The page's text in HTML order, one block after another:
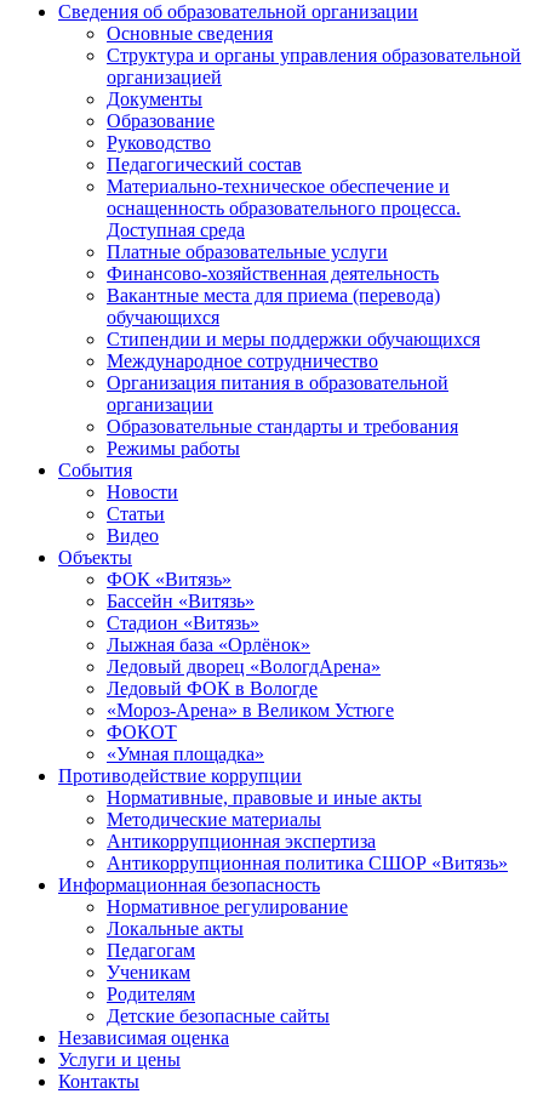
Сведения об образовательной организации
Основные сведения
Структура и органы управления образовательной
организацией
Документы
Образование
Руководство
Педагогический состав
Материально-техническое обеспечение и
оснащенность образовательного процесса.
Доступная среда
Платные образовательные услуги
Финансово-хозяйственная деятельность
Вакантные места для приема (перевода)
обучающихся
Стипендии и меры поддержки обучающихся
Международное сотрудничество
Организация питания в образовательной
организации
Образовательные стандарты и требования
Режимы работы
События
Новости
Статьи
Видео
Объекты
ФОК «Витязь»
Бассейн «Витязь»
Стадион «Витязь»
Лыжная база «Орлёнок»
Ледовый дворец «ВологдАрена»
Ледовый ФОК в Вологде
«Мороз-Арена» в Великом Устюге
ФОКОТ
«Умная площадка»
Противодействие коррупции
Нормативные, правовые и иные акты
Методические материалы
Антикоррупционная экспертиза
Антикоррупционная политика СШОР «Витязь»
Информационная безопасность
Нормативное регулирование
Локальные акты
Педагогам
Ученикам
Родителям
Детские безопасные сайты
Независимая оценка
Услуги и цены
Контакты